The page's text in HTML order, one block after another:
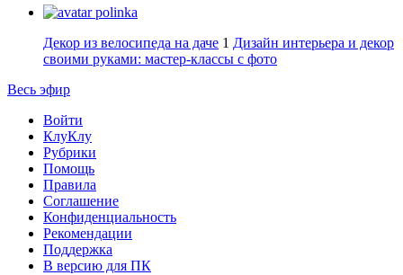
polinka
Декор из велосипеда на даче 1 Дизайн интерьера и декор
своими руками: мастер-классы с фото
Весь эфир
Войти
КлуКлу
Рубрики
Помощь
Правила
Соглашение
Конфиденциальность
Рекомендации
Поддержка
В версию для ПК